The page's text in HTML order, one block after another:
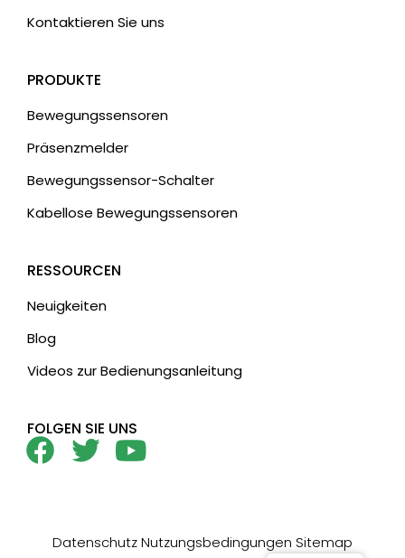
Kontaktieren Sie uns
PRODUKTE
Bewegungssensoren
Präsenzmelder
Bewegungssensor-Schalter
Kabellose Bewegungssensoren
RESSOURCEN
Neuigkeiten
Blog
Videos zur Bedienungsanleitung
FOLGEN SIE UNS
DatenschutzNutzungsbedingungen Sitemap